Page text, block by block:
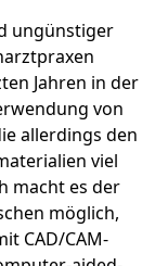
ungünstiger
Jahren in der
von
allerdings den
viel
macht es der
möglich,
CAD/CAM-